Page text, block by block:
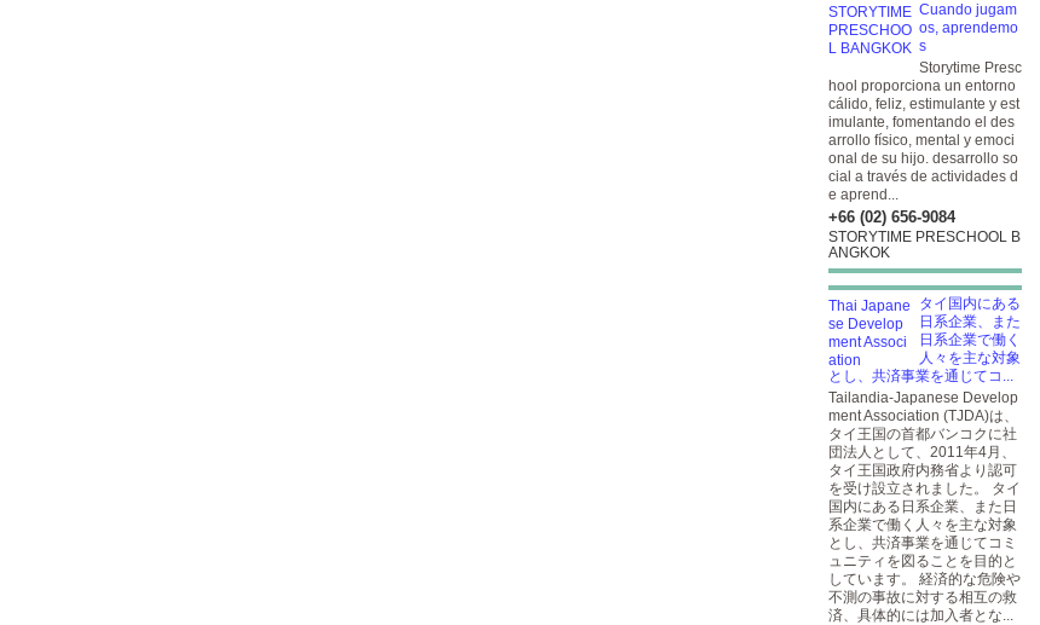
Cuando jugam
os, aprendemo
s
Storytime Presc
hool proporciona un entorno
cálido, feliz, estimulante y est
imulante, fomentando el des
arrollo físico, mental y emoci
onal de su hijo. desarrollo so
cial a través de actividades d
e aprend...
+66 (02) 656-9084
STORYTIME PRESCHOOL B
ANGKOK
タイ国内にある
日系企業、また
日系企業で働く
人々を主な対象
とし、共済事業を通じてコ...
Tailandia-Japanese Develop
ment Association (TJDA)は、
タイ王国の首都バンコクに社
団法人として、2011年4月、
タイ王国政府内務省より認可
を受け設立されました。 タイ
国内にある日系企業、また日
系企業で働く人々を主な対象
とし、共済事業を通じてコミ
ュニティを図ることを目的と
しています。 経済的な危険や
不測の事故に対する相互の救
済、具体的には加入者とな...